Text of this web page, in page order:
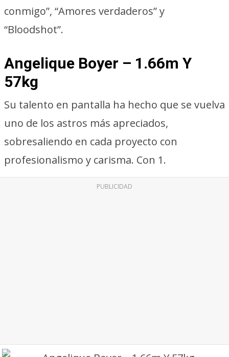
conmigo”, “Amores verdaderos” y
“Bloodshot”.
Angelique Boyer – 1.66m Y
57kg
Su talento en pantalla ha hecho que se vuelva
uno de los astros más apreciados,
sobresaliendo en cada proyecto con
profesionalismo y carisma. Con 1.
PUBLICIDAD